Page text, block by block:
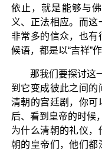
依止，就是能够与
义、正法相应。而
非常多的信众，也有
候语，都是以“吉祥”作
那我们要探讨这
到它变成彼此之间的
清朝的宫廷剧，你可
后、看到皇帝的时候
为什么清朝的礼仪
朝的皇帝们，他们都